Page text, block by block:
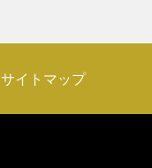
サイトマップ